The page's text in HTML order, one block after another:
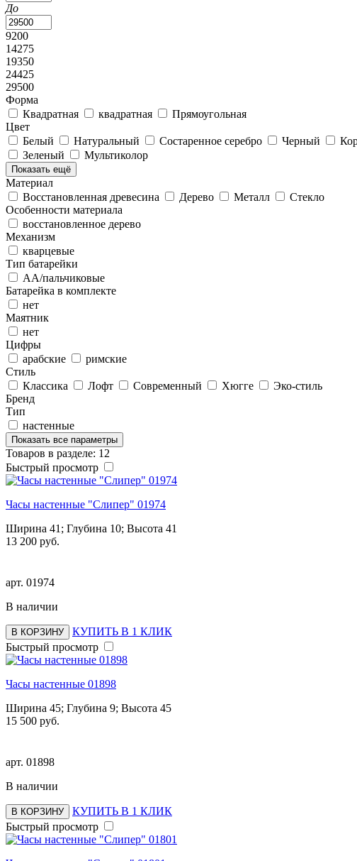
До
9200
14275
19350
24425
29500
Форма
Квадратная
квадратная
Прямоугольная
Цвет
Белый
Натуральный Состаренное серебро Черный
Зеленый
Мультиколор
Показать ещё
Материал
Восстановленная древесина
Дерево Металл
Стекло
Особенности материала
восстановленное дерево
Механизм
кварцевые
Тип батарейки
АА/пальчиковые
Батарейка в комплекте
нет
Маятник
нет
Цифры
арабские
римские
Стиль
Классика
Лофт Современный Хюгге
Эко-стиль
Бренд
Тип
настенные
Показать все параметры
Товаров в разделе: 12
Быстрый просмотр
Часы настенные "Слипер" 01974
Ширина 41; Глубина 10; Высота 41
13 200 руб.
арт. 01974
В наличии
В КОРЗИНУ
КУПИТЬ В 1 КЛИК
Быстрый просмотр
Часы настенные 01898
Ширина 45; Глубина 9; Высота 45
15 500 руб.
арт. 01898
В наличии
В КОРЗИНУ
КУПИТЬ В 1 КЛИК
Быстрый просмотр